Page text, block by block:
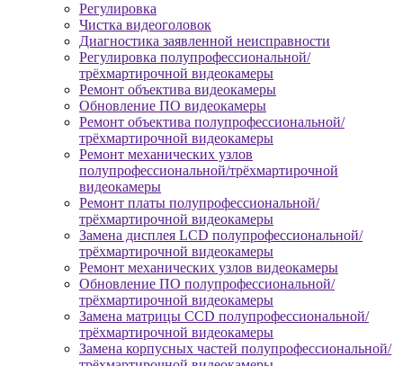
Регулировка
Чистка видеоголовок
Диагностика заявленной неисправности
Регулировка полупрофессиональной/
трёхмартирочной видеокамеры
Ремонт объектива видеокамеры
Обновление ПО видеокамеры
Ремонт объектива полупрофессиональной/
трёхмартирочной видеокамеры
Ремонт механических узлов
полупрофессиональной/трёхмартирочной
видеокамеры
Ремонт платы полупрофессиональной/
трёхмартирочной видеокамеры
Замена дисплея LCD полупрофессиональной/
трёхмартирочной видеокамеры
Ремонт механических узлов видеокамеры
Обновление ПО полупрофессиональной/
трёхмартирочной видеокамеры
Замена матрицы CCD полупрофессиональной/
трёхмартирочной видеокамеры
Замена корпусных частей полупрофессиональной/